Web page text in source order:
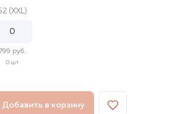
(XXL)
руб.
0 шт
Добавить в корзину